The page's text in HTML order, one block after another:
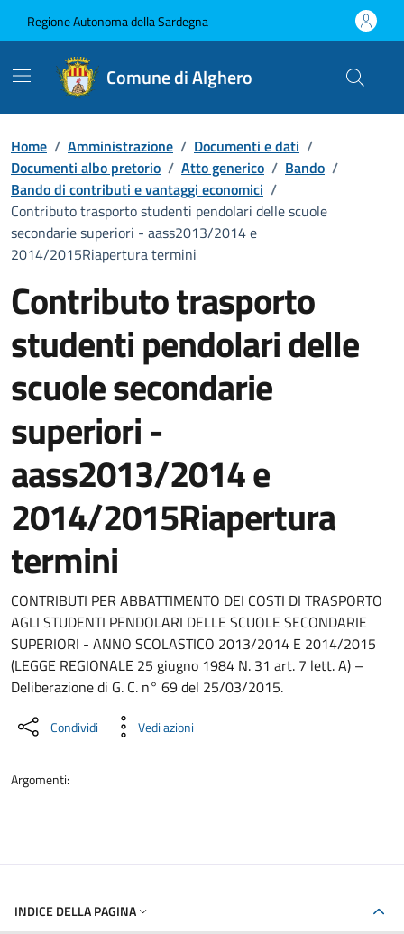
Regione Autonoma della Sardegna
Comune di Alghero
Home / Amministrazione / Documenti e dati /
Documenti albo pretorio / Atto generico / Bando /
Bando di contributi e vantaggi economici /
Contributo trasporto studenti pendolari delle scuole
secondarie superiori - aass2013/2014 e
2014/2015Riapertura termini
Contributo trasporto
studenti pendolari delle
scuole secondarie
superiori -
aass2013/2014 e
2014/2015Riapertura
termini
Dettaglio del documento
CONTRIBUTI PER ABBATTIMENTO DEI COSTI DI TRASPORTO
AGLI STUDENTI PENDOLARI DELLE SCUOLE SECONDARIE
SUPERIORI - ANNO SCOLASTICO 2013/2014 E 2014/2015
(LEGGE REGIONALE 25 giugno 1984 N. 31 art. 7 lett. A) –
Deliberazione di G. C. n° 69 del 25/03/2015.
Condividi Vedi azioni
Argomenti:
INDICE DELLA PAGINA